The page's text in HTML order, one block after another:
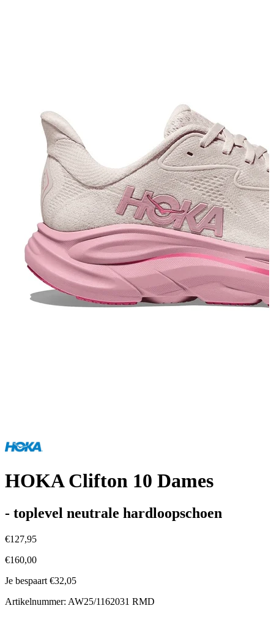
HOKA Clifton 10 Dames
- toplevel neutrale hardloopschoen
€127,95
€160,00
Je bespaart €32,05
Artikelnummer: AW25/1162031 RMD